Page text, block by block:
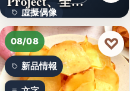
虛擬偶像
10
08/08
新品情報
♡